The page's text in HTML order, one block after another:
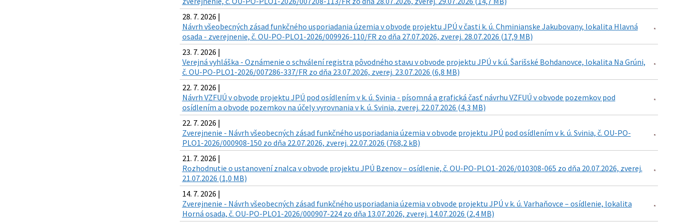
28. 7. 2026 |
Návrh všeobecných zásad funkčného usporiadania územia v obvode projektu JPÚ v časti k. ú. Chminianske Jakubovany, lokalita Hlavná
osada - zverejnenie, č. OU-PO-PLO1-2026/009926-110/FR zo dňa 27.07.2026, zverej. 28.07.2026 (17,9 MB)
23. 7. 2026 |
Verejná vyhláška - Oznámenie o schválení registra pôvodného stavu v obvode projektu JPÚ v k.ú. Šarišské Bohdanovce, lokalita Na Grúni,
č. OU-PO-PLO1-2026/007286-337/FR zo dňa 23.07.2026, zverej. 23.07.2026 (6,8 MB)
22. 7. 2026 |
Návrh VZFUÚ v obvode projektu JPÚ pod osídlením v k. ú. Svinia - písomná a grafická časť návrhu VZFUÚ v obvode pozemkov pod
osídlením a obvode pozemkov na účely vyrovnania v k. ú. Svinia, zverej. 22.07.2026 (4,3 MB)
22. 7. 2026 |
Zverejnenie - Návrh všeobecných zásad funkčného usporiadania územia v obvode projektu JPÚ pod osídlením v k. ú. Svinia, č. OU-PO-
PLO1-2026/000908-150 zo dňa 22.07.2026, zverej. 22.07.2026 (768,2 kB)
21. 7. 2026 |
Rozhodnutie o ustanovení znalca v obvode projektu JPÚ Bzenov – osídlenie, č. OU-PO-PLO1-2026/010308-065 zo dňa 20.07.2026, zverej.
21.07.2026 (1,0 MB)
14. 7. 2026 |
Zverejnenie - Návrh všeobecných zásad funkčného usporiadania územia v obvode projektu JPÚ v k. ú. Varhaňovce – osídlenie, lokalita
Horná osada, č. OU-PO-PLO1-2026/000907-224 zo dňa 13.07.2026, zverej. 14.07.2026 (2,4 MB)